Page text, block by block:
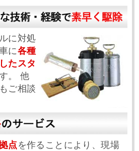
に対処
に各種
たスタ
。 他
ご相談
点 を作ることにより、現場